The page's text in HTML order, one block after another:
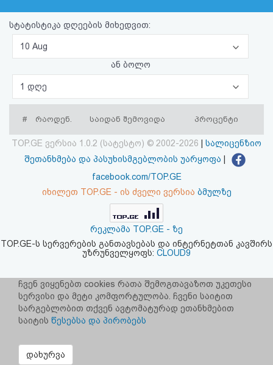
ავტორიზაცია
რეგისტრაცია
პაროლის
აღდგენა
HTML
კოდი
სალიცენზიო
პასუხისმგებლობის
უარყოფა
სტატისტიკა დღეების მიხედვით:
10 Aug
ან ბოლო
1 დღე
# რაოდენ. საიდან შემოვიდა პროცენტი
TOP.GE ვერსია 1.0.2 (სატესტო) © 2002-2026
სალიცენზიო
შეთანხმება და პასუხისმგებლობის უარყოფა
facebook.com/TOP.GE
იხილეთ TOP.GE - ის ძველი ვერსია ბმულზე
რეკლამა TOP.GE - ზე
TOP.GE-ს სერვერების განთავსებას და ინტერნეტთან კავშირს
უზრუნველყოფს: CLOUD9
ჩვენ ვიყენებთ cookies რათა შემოგთავაზოთ უკეთესი
სერვისი და მეტი კომფორტულობა. ჩვენი საიტით
სარგებლობით თქვენ ავტომატურად ეთანხმებით
საიტის წესებსა და პირობებს
დახურვა